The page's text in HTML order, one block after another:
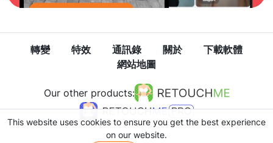
轉變 特效 通訊錄 關於
下載軟體
網站地圖
Our other products:
This website uses cookies to ensure you get the best experience
on our website.